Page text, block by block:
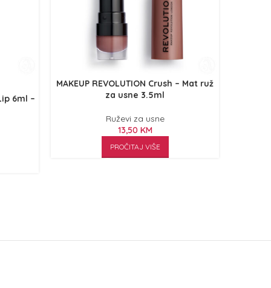
6ml –
MAKEUP REVOLUTION Crush – Mat ruž
za usne 3.5ml
Ruževi za usne
13,50 KM
PROČITAJ VIŠE